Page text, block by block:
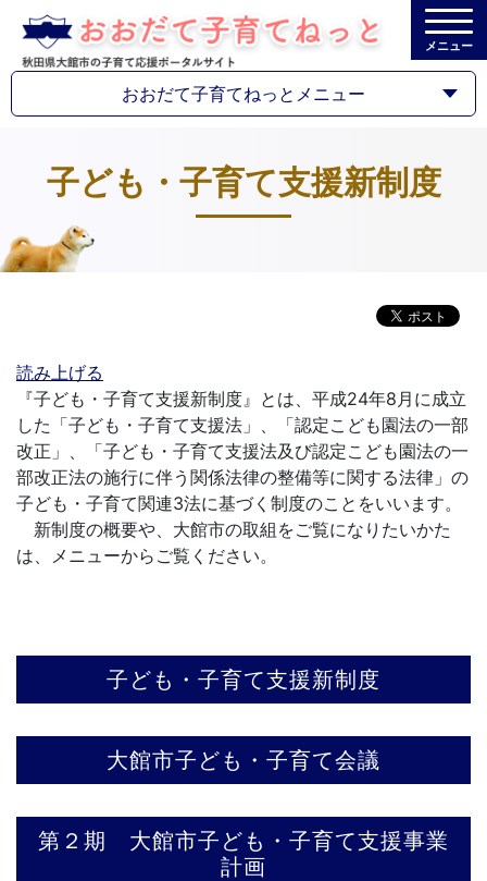
メニュー
おおだて子育てねっとメニュー
子ども・子育て支援新制度
読み上げる
『子ども・子育て支援新制度』とは、平成24年8月に成立
した「子ども・子育て支援法」、「認定こども園法の一部
改正」、「子ども・子育て支援法及び認定こども園法の一
部改正法の施行に伴う関係法律の整備等に関する法律」の
子ども・子育て関連3法に基づく制度のことをいいます。
新制度の概要や、大館市の取組をご覧になりたいかた
は、メニューからご覧ください。
子ども・子育て支援新制度
大館市子ども・子育て会議
第２期 大館市子ども・子育て支援事業
計画